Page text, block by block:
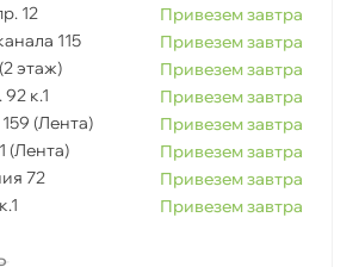
12
Привезем завтра
115
Привезем завтра
этаж)
Привезем завтра
к.1
Привезем завтра
(Лента)
Привезем завтра
(Лента)
Привезем завтра
72
Привезем завтра
Привезем завтра